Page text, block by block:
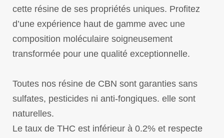
cette résine de ses propriétés uniques. Profitez
d’une expérience haut de gamme avec une
composition moléculaire soigneusement
transformée pour une qualité exceptionnelle.
Toutes nos résine de CBN sont garanties sans
sulfates, pesticides ni anti-fongiques. elle sont
naturelles.
Le taux de THC est inférieur à 0.2% et respecte